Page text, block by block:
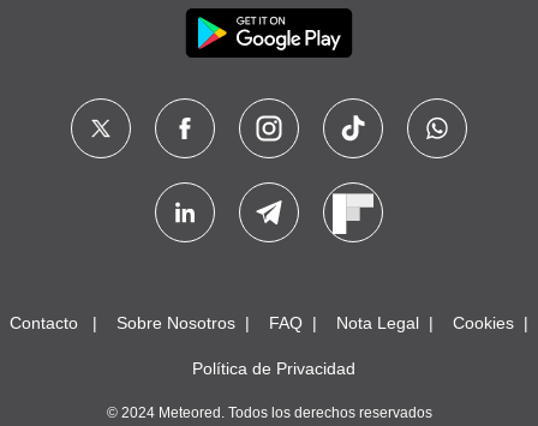
Contacto Sobre Nosotros FAQ Nota Legal Cookies
Política de Privacidad
© 2024 Meteored. Todos los derechos reservados